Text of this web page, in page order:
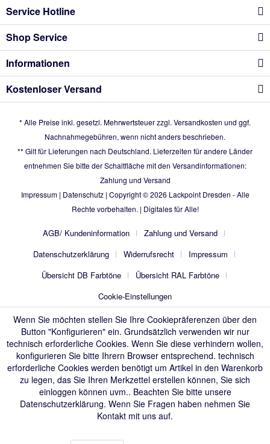
Service Hotline
Shop Service
Informationen
Kostenloser Versand
* Alle Preise inkl. gesetzl. Mehrwertsteuer zzgl. Versandkosten und ggf.
Nachnahmegebühren, wenn nicht anders beschrieben.
** Gilt für Lieferungen nach Deutschland. Lieferzeiten für andere Länder
entnehmen Sie bitte der Schaltfläche mit den Versandinformationen:
Zahlung und Versand
Impressum| Datenschutz| Copyright © 2026 Lackpoint Dresden - Alle
Rechte vorbehalten. | Digitales für Alle!
AGB/ Kundeninformation
Zahlung und Versand
Datenschutzerklärung
Widerrufsrecht
Impressum
Übersicht DB Farbtöne
Übersicht RAL Farbtöne
Cookie-Einstellungen
Wenn Sie möchten stellen Sie Ihre Cookiepräferenzen über den
Button "Konfigurieren" ein. Grundsätzlich verwenden wir nur
technisch erforderliche Cookies. Wenn Sie diese verhindern wollen,
konfigurieren Sie bitte Ihrern Browser entsprechend. technisch
erforderliche Cookies werden benötigt um Artikel in den Warenkorb
zu legen, das Sie Ihren Merkzettel erstellen können, Sie sich
einloggen können uvm.. Beachten Sie bitte unsere
Datenschutzerklärung. Wenn Sie Fragen haben nehmen Sie
Kontakt mit uns auf.